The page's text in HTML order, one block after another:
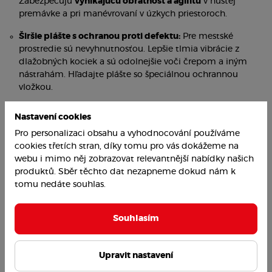
premávke a pri manévrovaní v úzkych priestoroch.
Širšie plášte s ochranou proti defektu: Pre mestské
prostredie sú nevyhnutnosťou. Lepšie tlmia vibrácie z
dlažobných kociek a sú odolnejšie voči črepom a iným
nástrahám. Hľadajte plášte so špeciálnou ochrannou
vložkou.
Nastavení cookies
Pro personalizaci obsahu a vyhodnocování používáme
cookies třetích stran, díky tomu pro vás dokážeme na
webu i mimo něj zobrazovat relevantnější nabídky našich
produktů. Sběr těchto dat nezapneme dokud nám k
tomu nedáte souhlas.
Souhlasím
Upravit nastavení